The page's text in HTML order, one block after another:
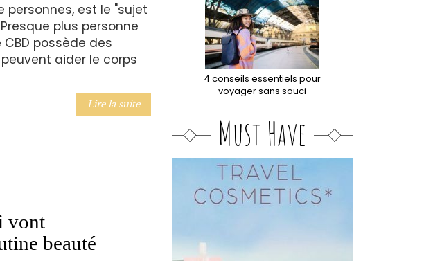
personnes, est le "sujet
plus personne
possède des
aider le corps
Lire la suite
vont
beauté
4 conseils essentiels pour
voyager sans souci
Must Have